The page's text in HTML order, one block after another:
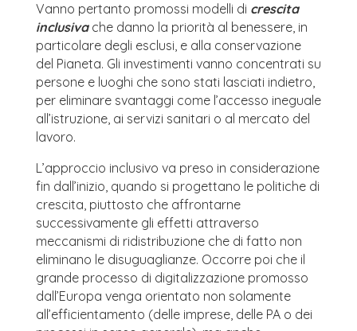
Vanno pertanto promossi modelli di crescita
inclusivache danno la priorità al benessere, in
particolare degli esclusi, e alla conservazione
del Pianeta. Gli investimenti vanno concentrati su
persone e luoghi che sono stati lasciati indietro,
per eliminare svantaggi come l’accesso ineguale
all’istruzione, ai servizi sanitari o al mercato del
lavoro.
L’approccio inclusivo va preso in considerazione
fin dall’inizio, quando si progettano le politiche di
crescita, piuttosto che affrontarne
successivamente gli effetti attraverso
meccanismi di ridistribuzione che di fatto non
eliminano le disuguaglianze. Occorre poi che il
grande processo di digitalizzazione promosso
dall’Europa venga orientato non solamente
all’efficientamento (delle imprese, delle PA o dei